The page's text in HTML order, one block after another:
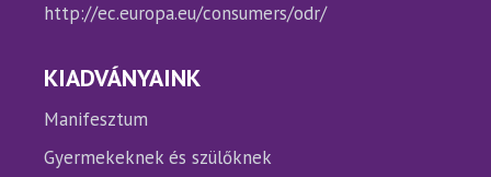
http://ec.europa.eu/consumers/odr/
KIADVÁNYAINK
Manifesztum
Gyermekeknek és szülőknek